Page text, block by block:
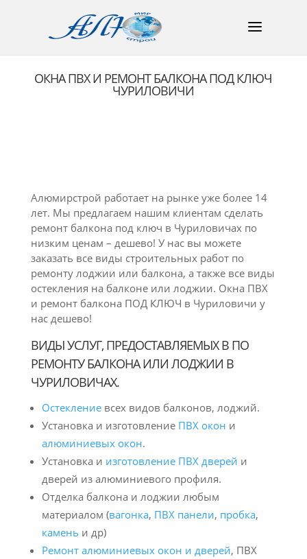
ОКНА ПВХ И РЕМОНТ БАЛКОНА ПОД КЛЮЧ
ЧУРИЛОВИЧИ
Алюмирстрой работает на рынке уже более 14
лет. Мы предлагаем нашим клиентам сделать
ремонт балкона под ключ в Чуриловичах по
низким ценам – дешево! У нас вы можете
заказать все виды строительных работ по
ремонту лоджии или балкона, а также все виды
остекления на балконе или лоджии. Окна ПВХ
и ремонт балкона ПОД КЛЮЧ в Чуриловичи у
нас дешево!
ВИДЫ УСЛУГ, ПРЕДОСТАВЛЯЕМЫХ В ПО
РЕМОНТУ БАЛКОНА ИЛИ ЛОДЖИИ В
ЧУРИЛОВИЧАХ.
Остеклениевсех видов балконов, лоджий.
Установка и изготовление ПВХ окон и
алюминиевых окон.
Установка и изготовление ПВХ дверей и
дверей из алюминиевого профиля.
Отделка балкона и лоджии любым
материалом (вагонка, ПВХ панели, пробка,
камень и др)
Ремонт алюминиевых окон и дверей, ПВХ